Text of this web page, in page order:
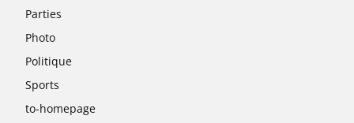
Parties
Photo
Politique
Sports
to-homepage